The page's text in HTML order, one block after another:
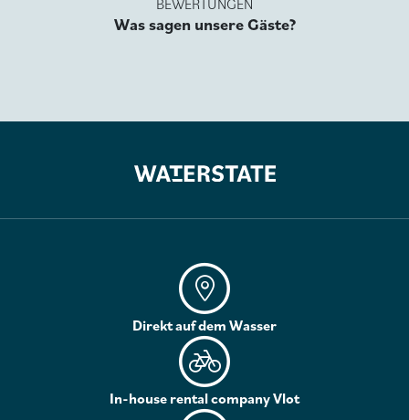
Was sagen unsere Gäste?
Direkt auf dem Wasser
In-house rental company Vlot